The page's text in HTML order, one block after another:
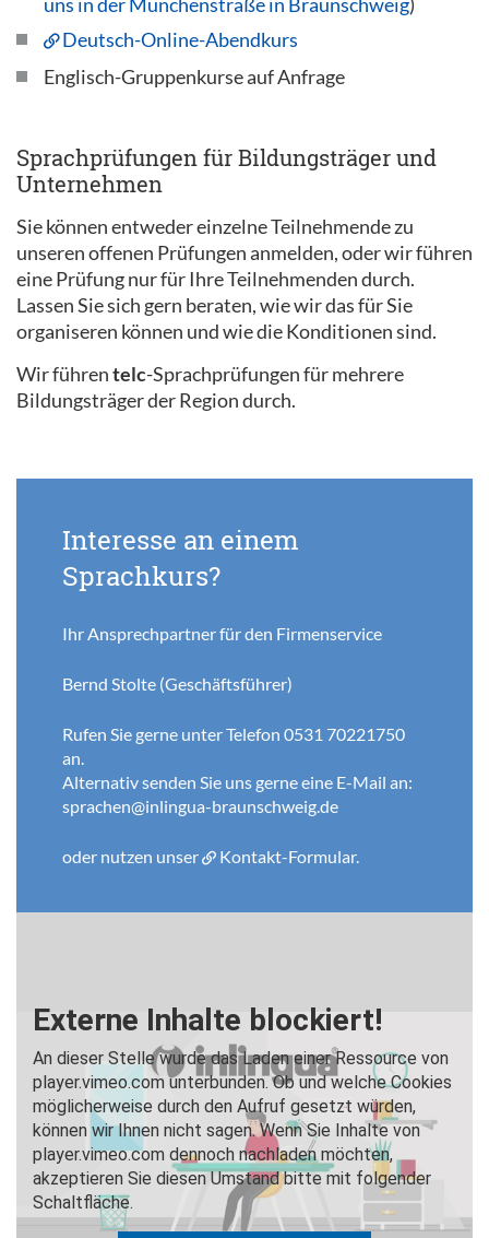
Deutsch-Online-Abendkurs
Englisch-Gruppenkurse auf Anfrage
Sprachprüfungen für Bildungsträger und
Unternehmen
Sie können entweder einzelne Teilnehmende zu
unseren offenen Prüfungen anmelden, oder wir führen
eine Prüfung nur für Ihre Teilnehmenden durch.
Lassen Sie sich gern beraten, wie wir das für Sie
organiseren können und wie die Konditionen sind.
Wir führentelc-Sprachprüfungen für mehrere
Bildungsträger der Region durch.
Interesse an einem
Sprachkurs?
Ihr Ansprechpartner für den Firmenservice
Bernd Stolte (Geschäftsführer)
Rufen Sie gerne unter Telefon 0531 70221750
an.
Alternativ senden Sie uns gerne eine E-Mail an:
sprachen@inlingua-braunschweig.de
oder nutzen unser Kontakt-Formular.